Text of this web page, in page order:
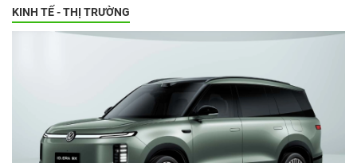
KINH TẾ - THỊ TRƯỜNG